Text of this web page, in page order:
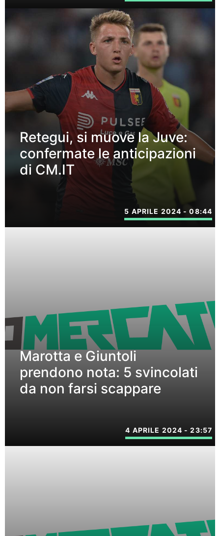
Retegui, si muove la Juve:
confermate le anticipazioni
di CM.IT
5 APRILE 2024 - 08:44
Marotta e Giuntoli
prendono nota: 5 svincolati
da non farsi scappare
4 APRILE 2024 - 23:57